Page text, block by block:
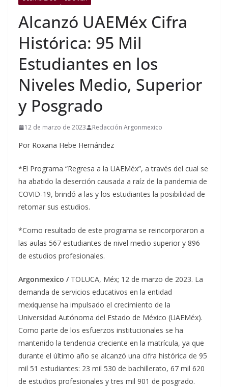
Alcanzó UAEMéx Cifra
Histórica: 95 Mil
Estudiantes en los
Niveles Medio, Superior
y Posgrado
12 de marzo de 2023 Redacción Argonmexico
Por Roxana Hebe Hernández
*El Programa “Regresa a la UAEMéx”, a través del cual se
ha abatido la deserción causada a raíz de la pandemia de
COVID-19, brindó a las y los estudiantes la posibilidad de
retomar sus estudios.
*Como resultado de este programa se reincorporaron a
las aulas 567 estudiantes de nivel medio superior y 896
de estudios profesionales.
Argonmexico /TOLUCA, Méx; 12 de marzo de 2023. La
demanda de servicios educativos en la entidad
mexiquense ha impulsado el crecimiento de la
Universidad Autónoma del Estado de México (UAEMéx).
Como parte de los esfuerzos institucionales se ha
mantenido la tendencia creciente en la matrícula, ya que
durante el último año se alcanzó una cifra histórica de 95
mil 51 estudiantes: 23 mil 530 de bachillerato, 67 mil 620
de estudios profesionales y tres mil 901 de posgrado.